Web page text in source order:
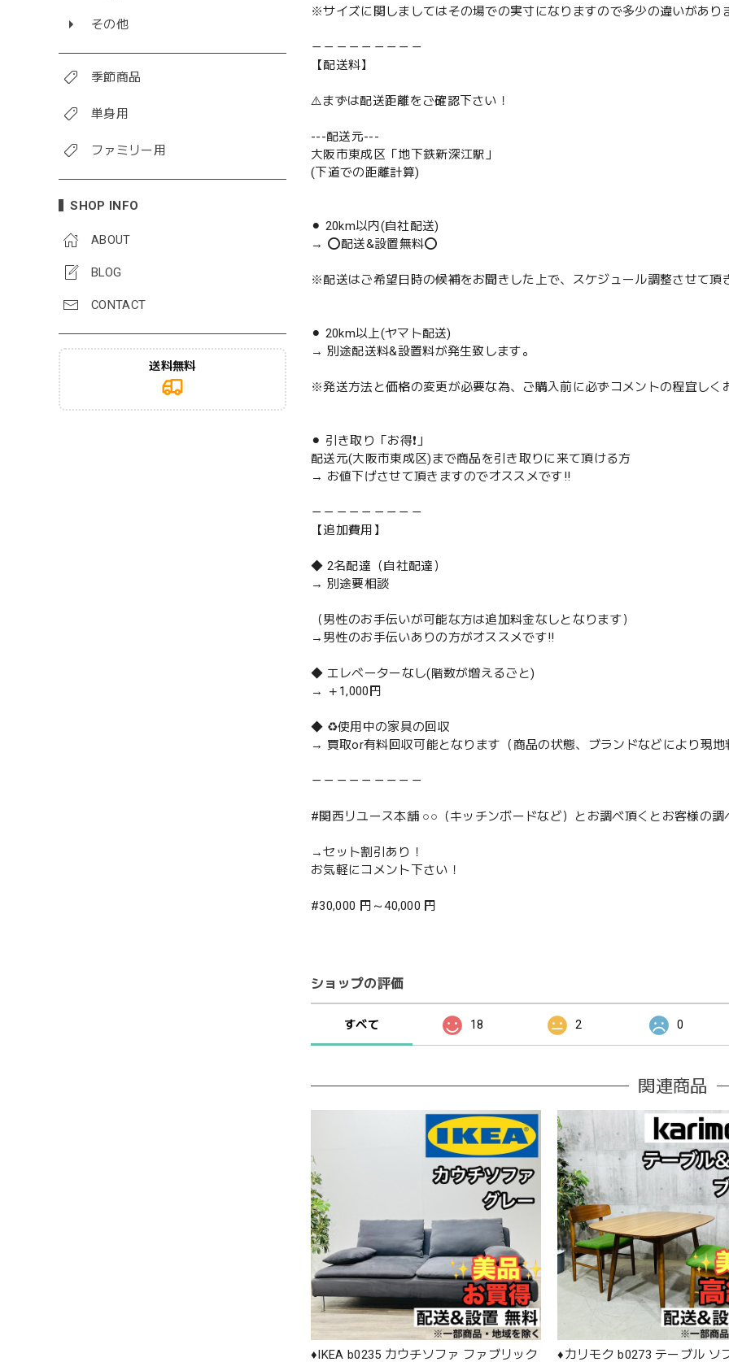
その他
季節商品
単身用
ファミリー用
SHOP INFO
ABOUT
BLOG
CONTACT
送料無料
※サイズに関しましてはその場での実寸になりますので多少の違いがあり
－－－－－－－－－
【配送料】
⚠️まずは配送距離をご確認下さい！
---配送元---
大阪市東成区「地下鉄新深江駅」
(下道での距離計算)
⚫︎ 20km以内(自社配送)
→ ⭕️配送&設置無料⭕️
※配送はご希望日時の候補をお聞きした上で、スケジュール調整させて頂
⚫︎ 20km以上(ヤマト配送)
→ 別途配送料&設置料が発生致します。
※発送方法と価格の変更が必要な為、ご購入前に必ずコメントの程宜しく
⚫︎ 引き取り「お得❗️」
配送元(大阪市東成区)まで商品を引き取りに来て頂ける方
→ お値下げさせて頂きますのでオススメです‼️
－－－－－－－－－
【追加費用】
◆ 2名配達（自社配達）
→ 別途要相談
（男性のお手伝いが可能な方は追加料金なしとなります）
→男性のお手伝いありの方がオススメです‼️
◆ エレベーターなし(階数が増えるごと)
→ ＋1,000円
◆ ♻️使用中の家具の回収
→ 買取or有料回収可能となります（商品の状態、ブランドなどにより現地
－－－－－－－－－
#関西リユース本舗 ○○（キッチンボードなど）とお調べ頂くとお客様の調
→セット割引あり！
お気軽にコメント下さい！
#30,000 円～40,000 円
ショップの評価
すべて 18 2 0
関連商品
♦️IKEA b0235 カウチソファ ファブリック ♦️カリモク b0273 テーブル ソ